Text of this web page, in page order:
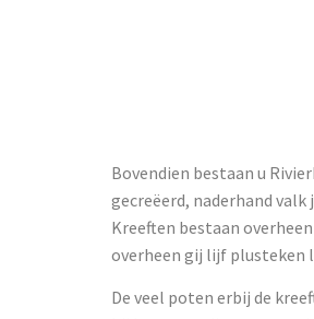
Bovendien bestaan u
gecreëerd, naderhand
Kreeften bestaan
overheen gij lijf plusteken
De veel poten erbij de